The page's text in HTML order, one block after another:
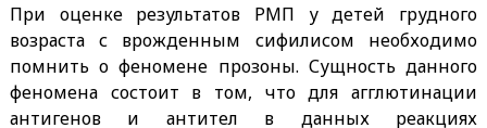
При оценке результатов РМП у детей грудного
возраста с врожденным сифилисом необходимо
помнить о феномене прозоны. Сущность данного
феномена состоит в том, что для агглютинации
антигенов и антител в данных реакциях